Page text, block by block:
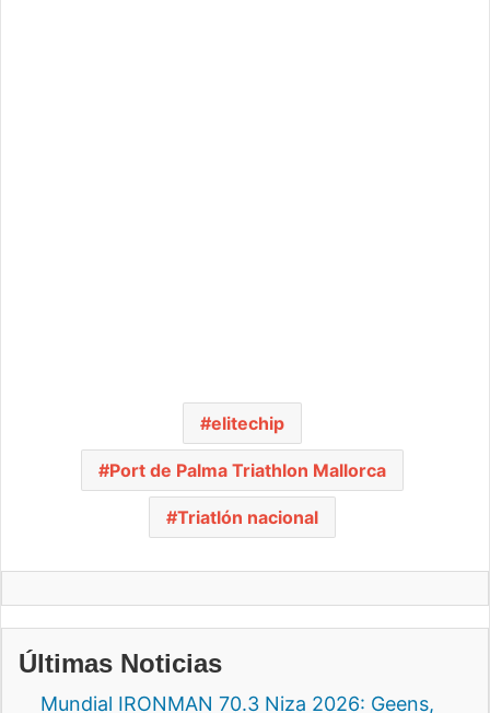
elitechip
Port de Palma Triathlon Mallorca
Triatlón nacional
Últimas Noticias
Mundial IRONMAN 70.3 Niza 2026: Geens,